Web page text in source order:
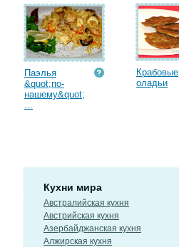
Паэлья
&quot;по-
нашему&quot;
...
Крабовые
оладьи
Кухни мира
Австралийская кухня
Австрийская кухня
Азербайджанская кухня
Алжирская кухня